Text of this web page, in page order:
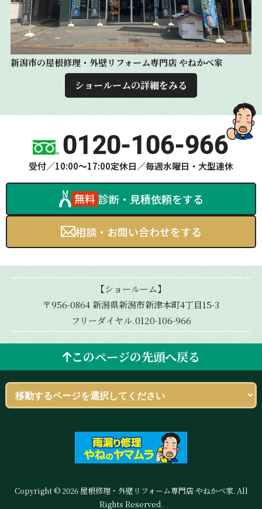
新潟市の屋根修理・外壁リフォーム専門店やねかべ家
ショールームの詳細をみる
0120-106-966
受付／10:00～17:00定休日／毎週水曜日・大型連休
無料 診断・見積依頼をする
相談・お問い合わせをする
【ショールーム】
〒956-0864 新潟県新潟市新津本町4丁目15-3
フリーダイヤル.0120-106-966
このページの先頭へ戻る
Copyright © 2026 屋根修理・外壁リフォーム専門店 やねかべ家. All
Rights Reserved.